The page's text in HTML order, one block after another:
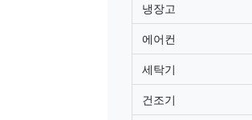
냉장고
에어컨
세탁기
건조기